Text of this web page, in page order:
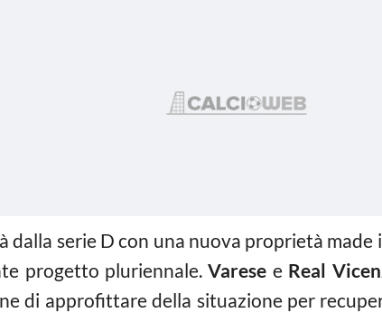
dalla serie D con una nuova proprietà made
progetto pluriennale.Varese e Real
di approfittare della situazione per